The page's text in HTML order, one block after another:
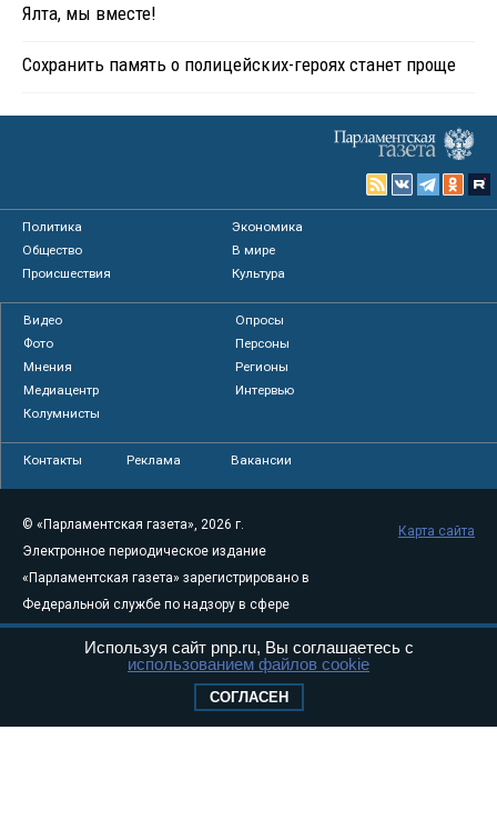
Ялта, мы вместе!
Сохранить память о полицейских-героях станет проще
Политика
Экономика
Общество
В мире
Происшествия
Культура
Видео
Опросы
Фото
Персоны
Мнения
Регионы
Медиацентр
Интервью
Колумнисты
Контакты Реклама Вакансии
© «Парламентская газета», 2026 г.
Электронное периодическое издание
«Парламентская газета» зарегистрировано в
Федеральной службе по надзору в сфере
связи, информационных технологий и
массовых коммуникаций (Роскомнадзор) 05
Свидетельство о регистрации Эл № ФС77-
Карта сайта
Используя сайт pnp.ru, Вы соглашаетесь с
использованием файлов cookie
СОГЛАСЕН